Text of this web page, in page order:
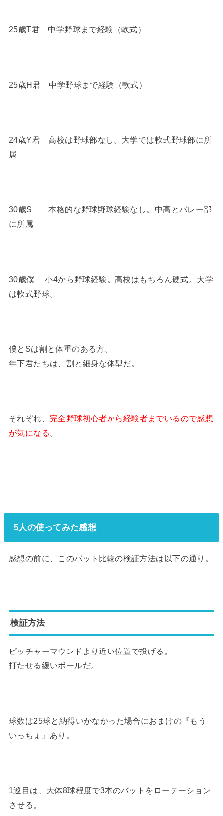
25歳T君 中学野球まで経験（軟式）
25歳H君 中学野球まで経験（軟式）
24歳Y君 高校は野球部なし。大学では軟式野球部に所
属
30歳S 本格的な野球野球経験なし。中高とバレー部
に所属
30歳僕 小4から野球経験。高校はもちろん硬式。大学
は軟式野球。
僕とSは割と体重のある方。
年下君たちは、割と細身な体型だ。
それぞれ、 完全野球初心者から経験者までいるので感想
が気になる 。
5人の使ってみた感想
感想の前に、このバット比較の検証方法は以下の通り。
検証方法
ピッチャーマウンドより近い位置で投げる。
打たせる緩いボールだ。
球数は25球と納得いかなかった場合におまけの『もう
いっちょ』あり。
1巡目は、大体8球程度で3本のバットをローテーション
させる。